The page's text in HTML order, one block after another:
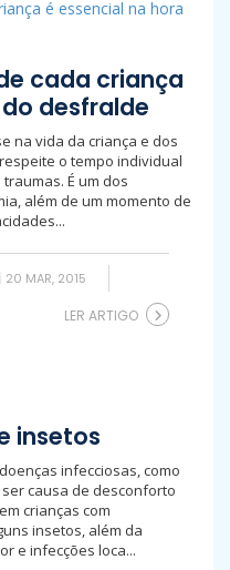
cada criança
desfralde
na vida da criança e dos
o tempo individual
É um dos
além de um momento de
20 MAR, 2015
LER ARTIGO
insetos
infecciosas, como
causa de desconforto
crianças com
insetos, além da
e infecções loca...